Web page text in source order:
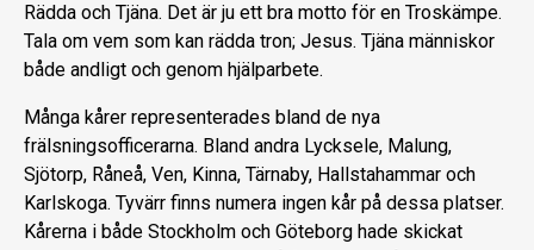
Rädda och Tjäna. Det är ju ett bra motto för en Troskämpe.
Tala om vem som kan rädda tron; Jesus. Tjäna människor
både andligt och genom hjälparbete.
Många kårer representerades bland de nya
frälsningsofficerarna. Bland andra Lycksele, Malung,
Sjötorp, Råneå, Ven, Kinna, Tärnaby, Hallstahammar och
Karlskoga. Tyvärr finns numera ingen kår på dessa platser.
Kårerna i både Stockholm och Göteborg hade skickat